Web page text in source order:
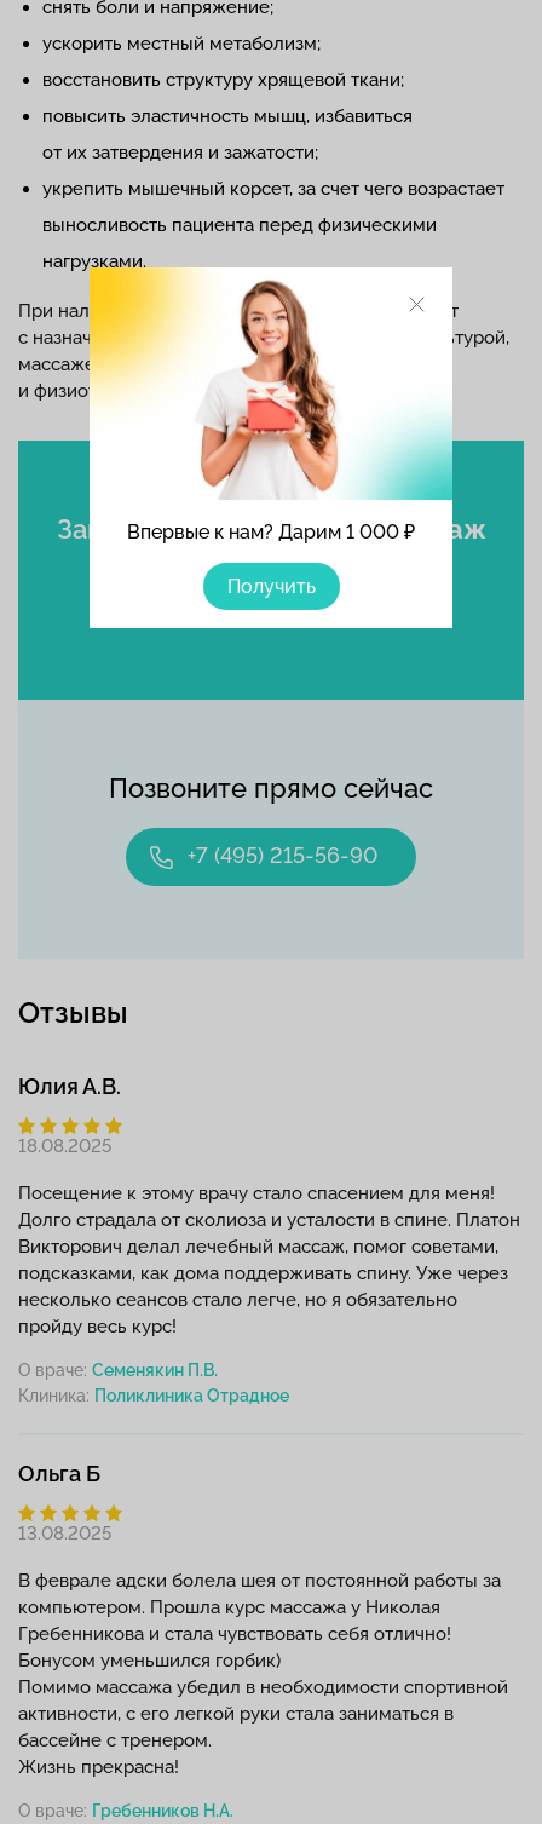
Впервые к нам? Дарим 1 000 ₽
Получить
снять боли и напряжение;
ускорить местный метаболизм;
восстановить структуру хрящевой ткани;
повысить эластичность мышц, избавиться
от их затвердения и зажатости;
укрепить мышечный корсет, за счет чего возрастает
выносливость пациента перед физическими
нагрузками.
При наличии заболеваний процедуру совмещают
с назначением медикаментов, лечебной физкультурой,
массажем ног и всей спины, рефлексотерапией
и физиотерапией.
Позвоните прямо сейчас
+7 (495) 215-56-90
Записатьсяна лечебный массаж
Выбрать время
Отзывы
Юлия А.В.
18.08.2025
Посещение к этому врачу стало спасением для меня!
Долго страдала от сколиоза и усталости в спине. Платон
Викторович делал лечебный массаж, помог советами,
подсказками, как дома поддерживать спину. Уже через
несколько сеансов стало легче, но я обязательно
пройду весь курс!
О враче: Семенякин П.В.
Клиника:
Ольга Б
13.08.2025
В феврале адски болела шея от постоянной работы за
компьютером. Прошла курс массажа у Николая
Гребенникова и стала чувствовать себя отлично!
Бонусом уменьшился горбик)
Помимо массажа убедил в необходимости спортивной
активности, с его легкой руки стала заниматься в
бассейне с тренером.
Жизнь прекрасна!
О враче: Гребенников Н.А.